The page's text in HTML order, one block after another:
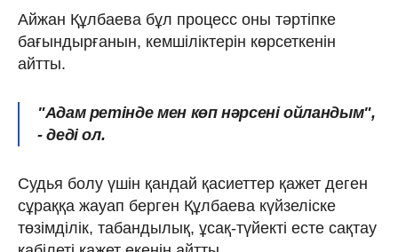
Айжан Құлбаева бұл процесс оны тәртіпке
бағындырғанын, кемшіліктерін көрсеткенін
айтты.
"Адам ретінде мен көп нәрсені ойландым",
- деді ол.
Судья болу үшін қандай қасиеттер қажет деген
сұраққа жауап берген Құлбаева күйзеліске
төзімділік, табандылық, ұсақ-түйекті есте сақтау